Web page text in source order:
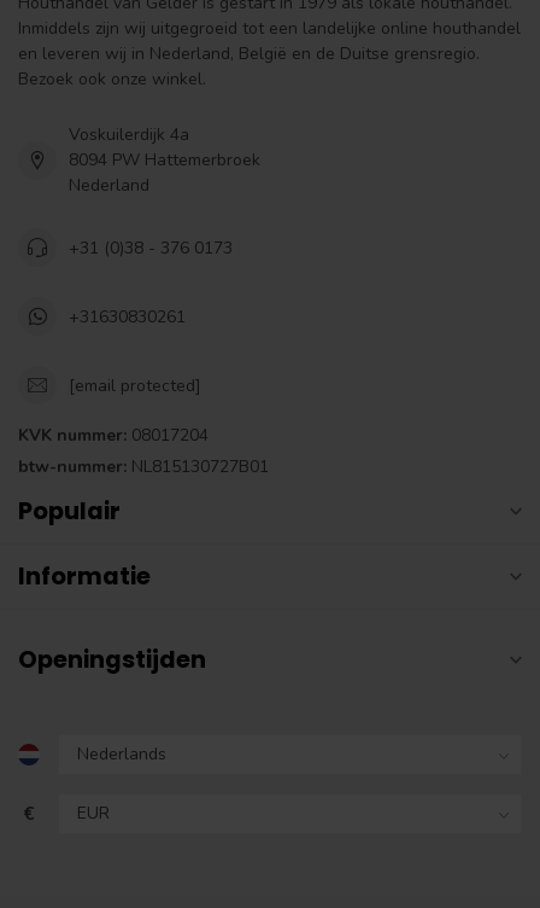
Inmiddels zijn wij uitgegroeid tot een landelijke online houthandel
en leveren wij in Nederland, België en de Duitse grensregio.
Bezoek ook onze winkel.
Voskuilerdijk 4a
8094 PW Hattemerbroek
Nederland
+31 (0)38 - 376 0173
+31630830261
[email protected]
KVK nummer: 08017204
btw-nummer: NL815130727B01
Populair
Informatie
Openingstijden
€